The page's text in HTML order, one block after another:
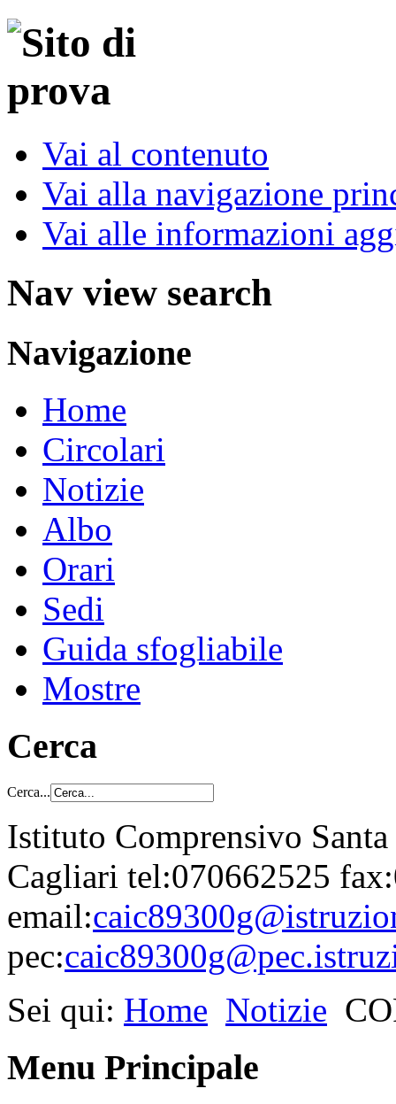
Vai al contenuto
Vai alla navigazione
Vai alle informazioni
Nav view search
Navigazione
Home
Circolari
Notizie
Albo
Orari
Sedi
Guida sfogliabile
Mostre
Cerca
Cerca...
Istituto Comprensivo
Cagliari tel:070662525
email:
pec:
Sei qui: Home Notizie
Menu Principale